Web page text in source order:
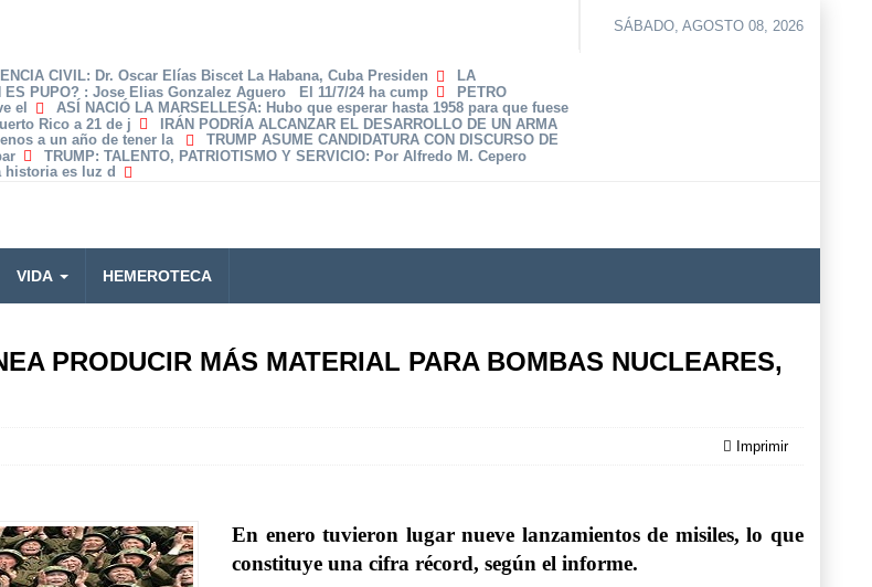
CIVIL: Dr. Oscar Elías Biscet La Habana, Cuba Presiden
LA
ES PUPO? : Jose Elias Gonzalez Aguero El 11/7/24 ha cump
PETRO
el ASÍ NACIÓ LA MARSELLESA: Hubo que esperar hasta 1958 para que fuese
Rico a 21 de j
IRÁN PODRÍA ALCANZAR EL DESARROLLO DE UN ARMA
a un año de tener la
TRUMP ASUME CANDIDATURA CON DISCURSO DE
TRUMP: TALENTO, PATRIOTISMO Y SERVICIO: Por Alfredo M. Cepero
historia es luz d
SÁBADO, AGOSTO 08, 2026
VIDA HEMEROTECA
PRODUCIR MÁS MATERIAL PARA BOMBAS NUCLEARES,
Imprimir
En enero tuvieron lugar nueve lanzamientos de misiles, lo que
constituye una cifra récord, según el informe.